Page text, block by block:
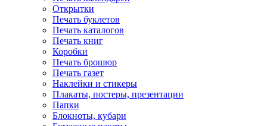
Открытки
Печать буклетов
Печать каталогов
Печать книг
Коробки
Печать брошюр
Печать газет
Наклейки и стикеры
Плакаты, постеры, презентации
Папки
Блокноты, кубари